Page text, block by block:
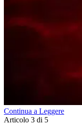
Continua a Leggere
Articolo 3 di 5